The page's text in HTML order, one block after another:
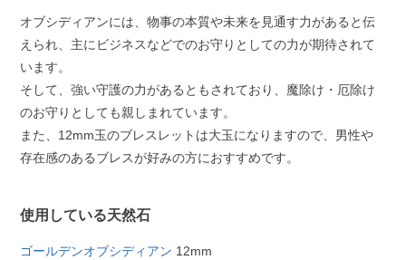
オブシディアンには、物事の本質や未来を見通す力があると伝
えられ、主にビジネスなどでのお守りとしての力が期待されて
います。
そして、強い守護の力があるともされており、魔除け・厄除け
のお守りとしても親しまれています。
また、12mm玉のブレスレットは大玉になりますので、男性や
存在感のあるブレスが好みの方におすすめです。
使用している天然石
ゴールデンオブシディアン 12mm